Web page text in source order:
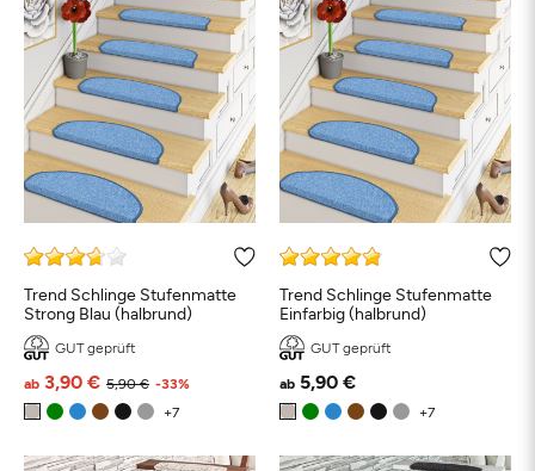
Petrol Grün Braun
Trend Schlinge Stufenmatte
Strong Blau (halbrund)
GUT geprüft
5,90 €
ab 3,90 € -33%
Trend Schlinge Stufenmatte
Einfarbig (halbrund)
GUT geprüft
ab 5,90 €